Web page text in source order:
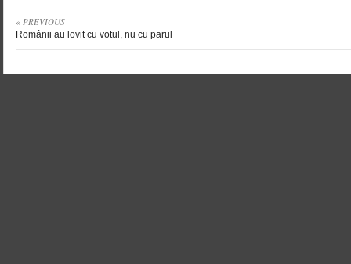
« PREVIOUS
Românii au lovit cu votul, nu cu parul